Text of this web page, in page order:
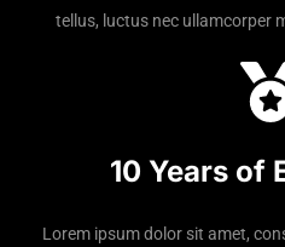
tellus, luctus nec ullamcorper
10 Years of
Lorem ipsum dolor sit amet,